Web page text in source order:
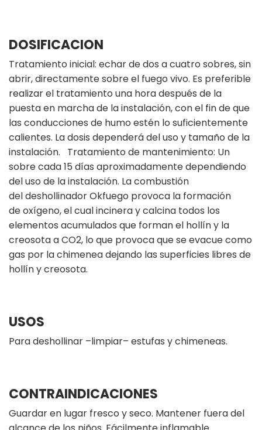
DOSIFICACION
Tratamiento inicial: echar de dos a cuatro sobres, sin
abrir, directamente sobre el fuego vivo. Es preferible
realizar el tratamiento una hora después de la
puesta en marcha de la instalación, con el fin de que
las conducciones de humo estén lo suficientemente
calientes. La dosis dependerá del uso y tamaño de la
instalación. Tratamiento de mantenimiento: Un
sobre cada 15 días aproximadamente dependiendo
del uso de la instalación. La combustión
del deshollinador Okfuego provoca la formación
de oxígeno, el cual incinera y calcina todos los
elementos acumulados que forman el hollín y la
creosota a CO2, lo que provoca que se evacue como
gas por la chimenea dejando las superficies libres de
hollín y creosota.
USOS
Para deshollinar –limpiar– estufas y chimeneas.
CONTRAINDICACIONES
Guardar en lugar fresco y seco. Mantener fuera del